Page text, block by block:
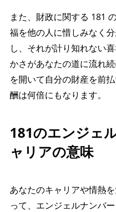
また、財政に関する 181
福を他の人に惜しみなく
し、それが計り知れない
かさがあなたの道に流れ
を開いて自分の財産を前
酬は何倍にもなります。
181のエンジェ
ャリアの意味
あなたのキャリアや情熱
って、エンジェルナンバ